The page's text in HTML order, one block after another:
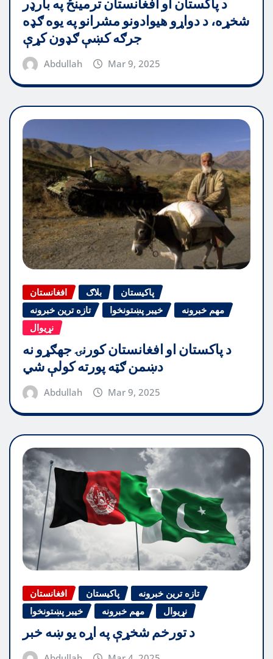
د پاکستان او افغانستان ترمینځ په بارډر
شخړه، د دواړو هیوادونو مشرانو په یوه ګډه
جرګه کښې ګډون کړې
Abdullah Mar 9, 2025
افغانستان بلاګ
پاکیستان
تازه ترین خبرونه
خیبر پښتونخوا
مهم خبرونه
نړیوال
د پاکستان او افغانستان کورنۍ جهګړو نه
دښمن ګټه پورته کولې شي
Abdullah Mar 9, 2025
افغانستان پاکیستان
تازه ترین خبرونه
خیبر پښتونخوا
مهم خبرونه نړیوال
د تورخم شخړې په اړه یو ښه خبر